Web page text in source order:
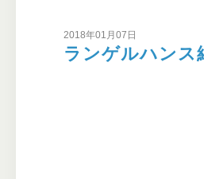
2018年01月07日
ランゲルハンス